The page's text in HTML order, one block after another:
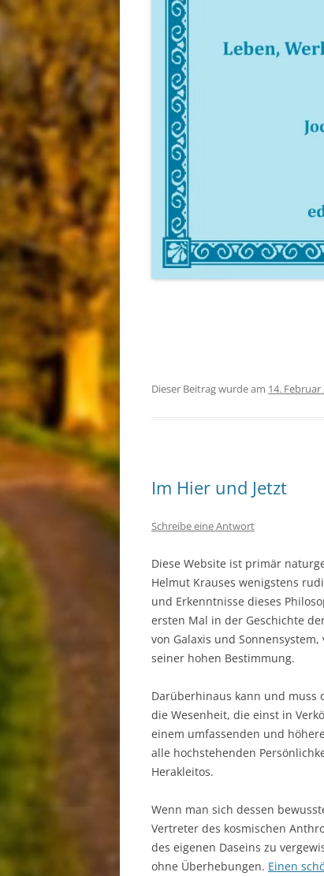
Dieser Beitrag wurde am 14. Februar
Im Hier und Jetzt
Schreibe eine Antwort
Diese Website ist primär
Helmut Krauses wenigstens
und Erkenntnisse dieses
ersten Mal in der Geschichte
von Galaxis und
seiner hohen Bestimmung.
Darüberhinaus kann und muss
die Wesenheit, die einst in
einem umfassenden und
alle hochstehenden
Herakleitos.
Wenn man sich dessen
Vertreter des kosmischen
des eigenen Daseins zu
ohne Überhebungen. Einen